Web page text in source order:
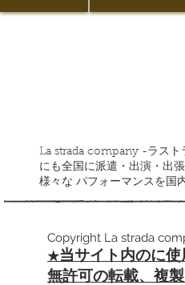
La strada company -ラスト
にも全国に派遣・出演・出
様々な パフォーマンスを国
Copyright La strada
​★当サイト内のに
無許可の転載、複